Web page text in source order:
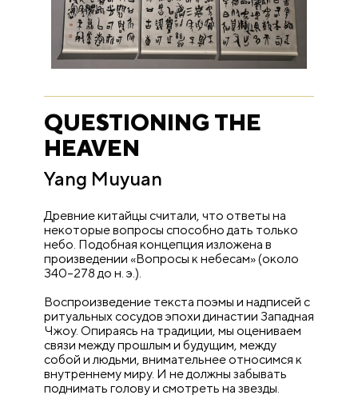
QUESTIONING THE
HEAVEN
Yang Muyuan
Древние китайцы считали, что ответы на
некоторые вопросы способно дать только
небо. Подобная концепция изложена в
произведении «Вопросы к небесам» (около
340–278 до н. э.).
Воспроизведение текста поэмы и надписей с
ритуальных сосудов эпохи династии Западная
Чжоу. Опираясь на традиции, мы оцениваем
связи между прошлым и будущим, между
собой и людьми, внимательнее относимся к
внутреннему миру. И не должны забывать
поднимать голову и смотреть на звезды.